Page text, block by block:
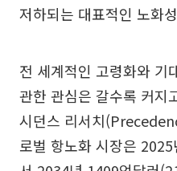
저하되는 대표적인 노화
전 세계적인 고령화와 기
관한 관심은 갈수록 커지
시던스 리서치
로벌 항노화 시장은